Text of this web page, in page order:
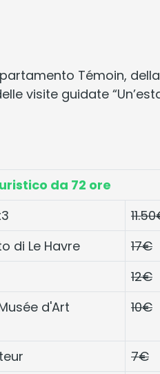
Témoin, della
visite guidate
da 72 ore
di Le Havre
17€
12€
d'Art
10€
7€